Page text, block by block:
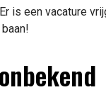
is een vacature